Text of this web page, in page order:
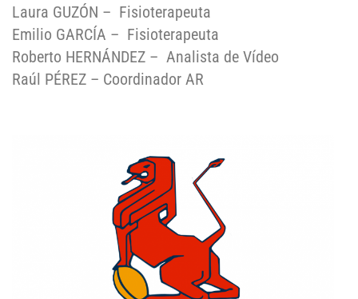
Laura GUZÓN – Fisioterapeuta
Emilio GARCÍA – Fisioterapeuta
Roberto HERNÁNDEZ – Analista de Vídeo
Raúl PÉREZ – Coordinador AR